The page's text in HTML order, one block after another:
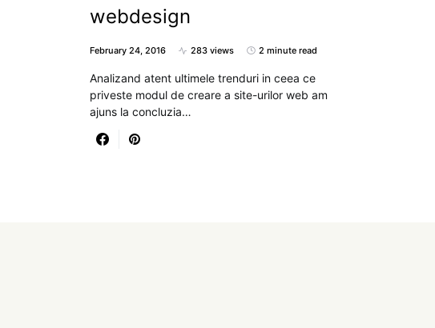
webdesign
February 24, 2016 283 views 2 minute read
Analizand atent ultimele trenduri in ceea ce
priveste modul de creare a site-urilor web am
ajuns la concluzia…